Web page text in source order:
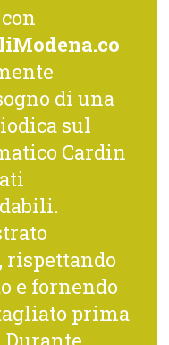
di una
sul
Cardin
rispettando
e fornendo
prima